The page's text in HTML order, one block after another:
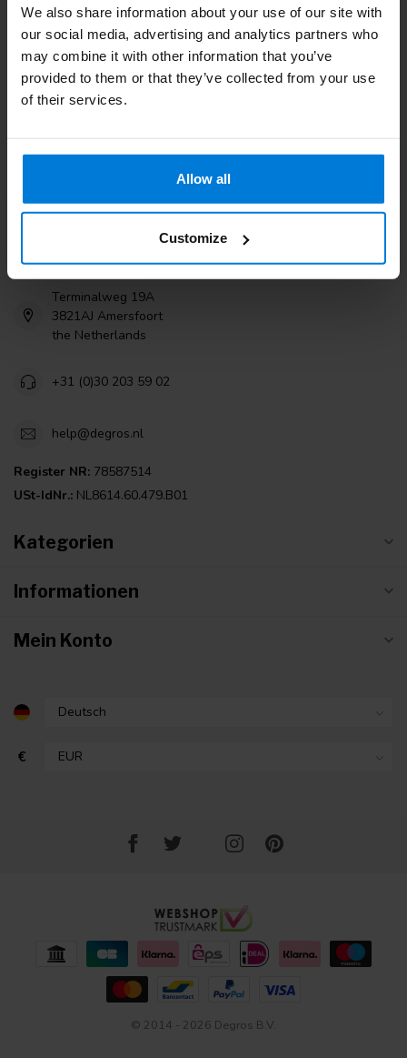
We also share information about your use of our site with
our social media, advertising and analytics partners who
may combine it with other information that you’ve
provided to them or that they’ve collected from your use
of their services.
Allow all
Customize
Zusatzinformation
Wenn Sie Fragen haben, wenden Sie sich bitte an unseren
Kundendienst. Oder lesen Sie unsere informativen Blogs.
Terminalweg 19A
3821AJ Amersfoort
the Netherlands
+31 (0)30 203 59 02
help@degros.nl
Register NR: 78587514
USt-IdNr.: NL8614.60.479.B01
Kategorien
Informationen
Mein Konto
€
© 2014 - 2026 Degros B.V.